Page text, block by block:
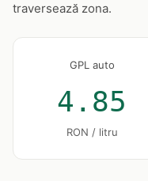
traversează zona.
GPL auto
4.85
RON / litru